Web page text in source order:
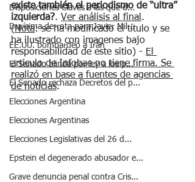
Disposiciones Claves a las que d...
Durísima derrota para Javier Mil...
EE.UU. bombardeó a Irán
El Senado blinda por ley a los p...
El Senado rechaza Decretos del p...
Elecciones Argentina
Elecciones Argentinas
Elecciones Legislativas del 26 d...
Epstein el degenerado abusador e...
Grave denuncia penal contra Cris...
existe también el periodismo de “ultra”
izquierda?. Ver análisis al final .
(Nota: se ha modificado el título y se
ha ilustrado con imagenes bajo
responsabilidad de este sitio) - El
articulo de Infobae no tiene firma. Se
realizó en base a fuentes de agencias
de noticias.